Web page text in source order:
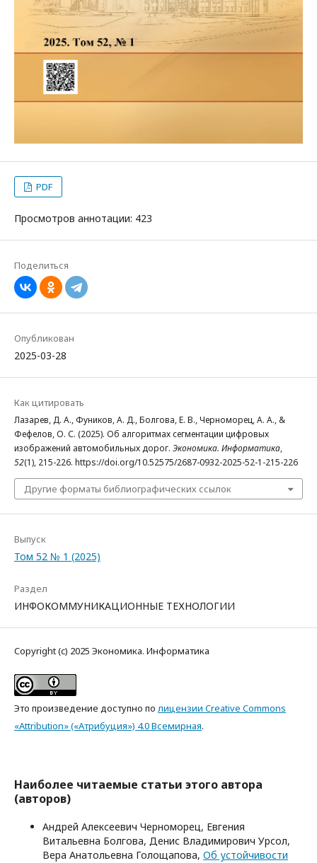
PDF
Просмотров аннотации: 423
Поделиться
Опубликован
2025-03-28
Как цитировать
Лазарев, Д. А., Фуников, А. Д., Болгова, Е. В., Черноморец, А. А., &
Фефелов, О. С. (2025). Об алгоритмах сегментации цифровых
изображений автомобильных дорог. Экономика. Информатика,
52(1), 215-226. https://doi.org/10.52575/2687-0932-2025-52-1-215-226
Другие форматы библиографических ссылок
Выпуск
Том 52 № 1 (2025)
Раздел
ИНФОКОММУНИКАЦИОННЫЕ ТЕХНОЛОГИИ
Copyright (c) 2025 Экономика. Информатика
Это произведение доступно по лицензии Creative Commons
«Attribution» («Атрибуция») 4.0 Всемирная.
Наиболее читаемые статьи этого автора
(авторов)
Андрей Алексеевич Черноморец, Евгения
Витальевна Болгова, Денис Владимирович Урсол,
Вера Анатольевна Голощапова, Об устойчивости